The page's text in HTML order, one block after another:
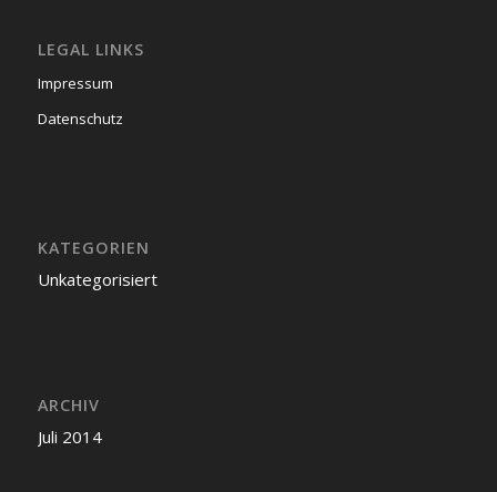
LEGAL LINKS
Impressum
Datenschutz
KATEGORIEN
Unkategorisiert
ARCHIV
Juli 2014